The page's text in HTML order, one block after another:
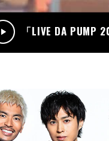
「LIVE DA PUMP